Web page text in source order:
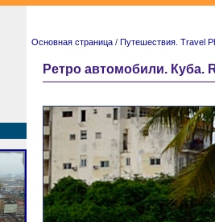
Основная страница / Путешествия. Travel
Ретро автомобили. Куба.